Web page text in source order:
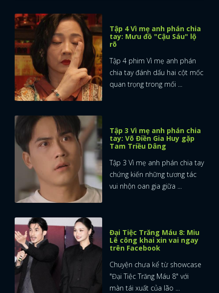
Tập 4 Vì mẹ anh phán chia
tay: Mưu đồ "Cậu Sáu" lộ
rõ
Tập 4 phim Vì mẹ anh phán
chia tay đánh dấu hai cột mốc
quan trọng trong mối ...
Tập 3 Vì mẹ anh phán chia
tay: Võ Điền Gia Huy gặp
Tam Triều Dâng
Tập 3 Vì mẹ anh phán chia tay
chứng kiến những tương tác
vui nhộn oan gia giữa ...
Đại Tiệc Trăng Máu 8: Miu
Lê công khai xin vai ngay
trên Facebook
Chuyện chưa kể từ showcase
"Đại Tiệc Trăng Máu 8" với
màn tái xuất của lão ...